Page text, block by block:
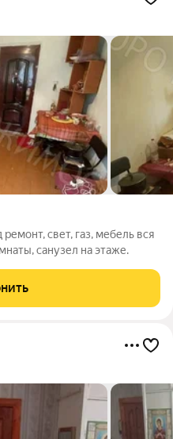
свет, газ, мебель вся
санузел на этаже.